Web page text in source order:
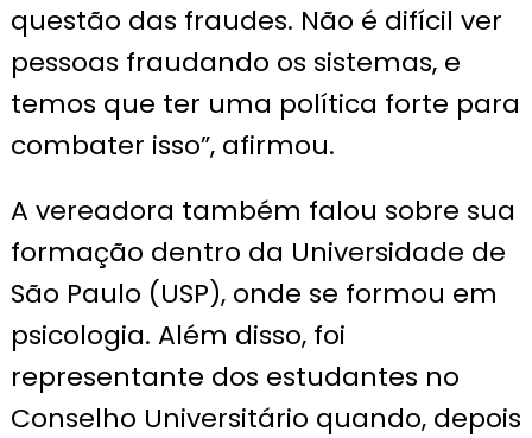
questão das fraudes. Não é difícil ver
pessoas fraudando os sistemas, e
temos que ter uma política forte para
combater isso”, afirmou.
A vereadora também falou sobre sua
formação dentro da Universidade de
São Paulo (USP), onde se formou em
psicologia. Além disso, foi
representante dos estudantes no
Conselho Universitário quando, depois